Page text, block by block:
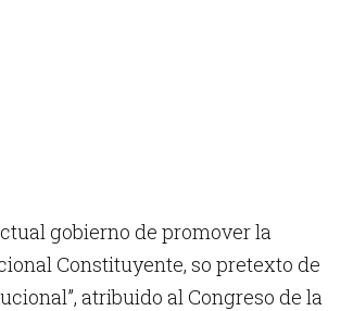
gobierno de promover la
Constituyente, so pretexto de
atribuido al Congreso de la